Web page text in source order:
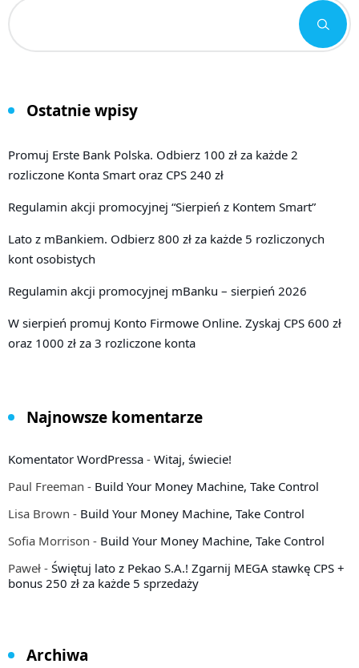
Ostatnie wpisy
Promuj Erste Bank Polska. Odbierz 100 zł za każde 2
rozliczone Konta Smart oraz CPS 240 zł
Regulamin akcji promocyjnej “Sierpień z Kontem Smart”
Lato z mBankiem. Odbierz 800 zł za każde 5 rozliczonych
kont osobistych
Regulamin akcji promocyjnej mBanku – sierpień 2026
W sierpień promuj Konto Firmowe Online. Zyskaj CPS 600 zł
oraz 1000 zł za 3 rozliczone konta
Najnowsze komentarze
Komentator WordPressa - Witaj, świecie!
Paul Freeman - Build Your Money Machine, Take Control
Lisa Brown - Build Your Money Machine, Take Control
Sofia Morrison - Build Your Money Machine, Take Control
Paweł - Świętuj lato z Pekao S.A.! Zgarnij MEGA stawkę CPS +
bonus 250 zł za każde 5 sprzedaży
Archiwa